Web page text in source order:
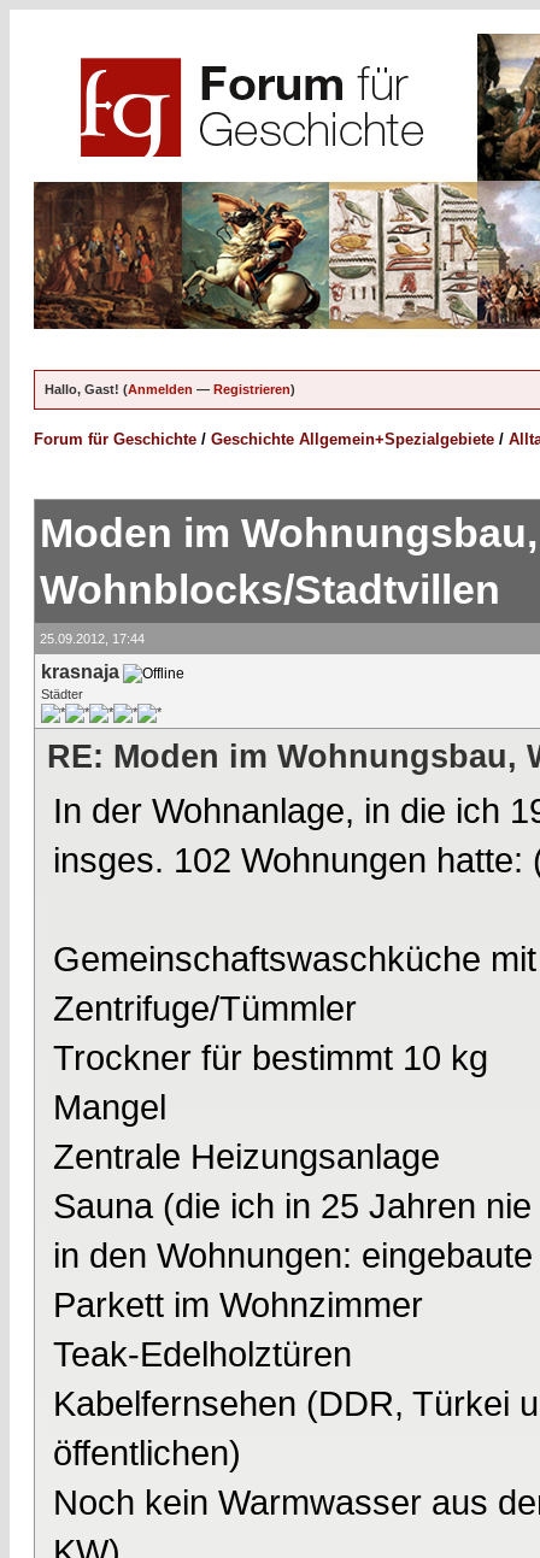
Hallo, Gast! (Anmelden — Registrieren)
Forum für Geschichte / Geschichte Allgemein+Spezialgebiete /
Moden im Wohnungsbau,
Wohnblocks/Stadtvillen
25.09.2012, 17:44
krasnaja
Städter
RE: Moden im Wohnungsbau,
In der Wohnanlage, in die ich
insges. 102 Wohnungen
Gemeinschaftswaschküche
Zentrifuge/Tümmler
Trockner für bestimmt 10 kg
Mangel
Zentrale Heizungsanlage
Sauna (die ich in 25 Jahren
in den Wohnungen:
Parkett im Wohnzimmer
Teak-Edelholztüren
Kabelfernsehen (DDR, Türkei
öffentlichen)
Noch kein Warmwasser aus